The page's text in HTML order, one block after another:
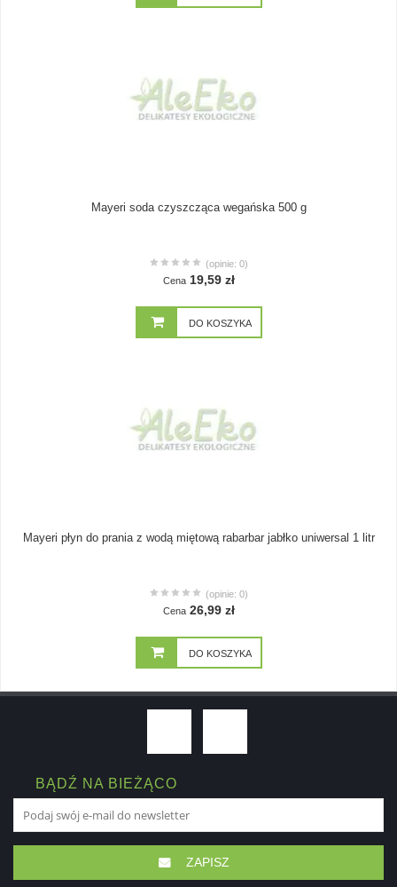
Mayeri soda czyszcząca wegańska 500 g
(opinie: 0)
Cena 19,59 zł
DO KOSZYKA
Mayeri płyn do prania z wodą miętową rabarbar jabłko uniwersal 1 litr
(opinie: 0)
Cena 26,99 zł
DO KOSZYKA
BĄDŹ NA BIEŻĄCO
ZAPISZ